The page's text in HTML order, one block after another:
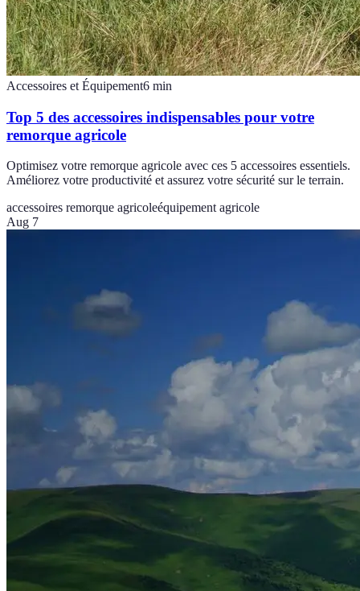
Accessoires et Équipement6 min
Top 5 des accessoires indispensables pour votre
remorque agricole
Optimisez votre remorque agricole avec ces 5 accessoires essentiels.
Améliorez votre productivité et assurez votre sécurité sur le terrain.
accessoires remorque agricoleéquipement agricole
Aug 7